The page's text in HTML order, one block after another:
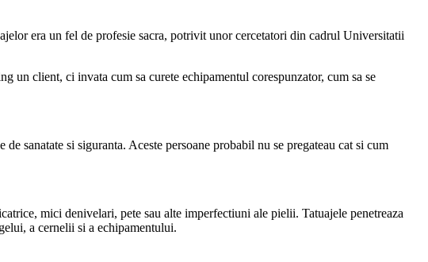
era un fel de profesie sacra, potrivit unor cercetatori din cadrul Universitatii
client, ci invata cum sa curete echipamentul corespunzator, cum sa se
sanatate si siguranta. Aceste persoane probabil nu se pregateau cat si cum
mici denivelari, pete sau alte imperfectiuni ale pielii. Tatuajele penetreaza
a cernelii si a echipamentului.